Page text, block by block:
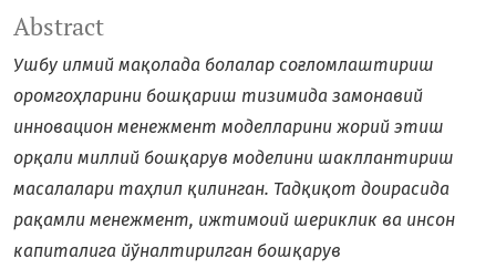
Abstract
Ушбу илмий мақолада болалар соғломлаштириш
оромгоҳларини бошқариш тизимида замонавий
инновацион менежмент моделларини жорий этиш
орқали миллий бошқарув моделини шакллантириш
масалалари таҳлил қилинган. Тадқиқот доирасида
рақамли менежмент, ижтимоий шериклик ва инсон
капиталига йўналтирилган бошқарув